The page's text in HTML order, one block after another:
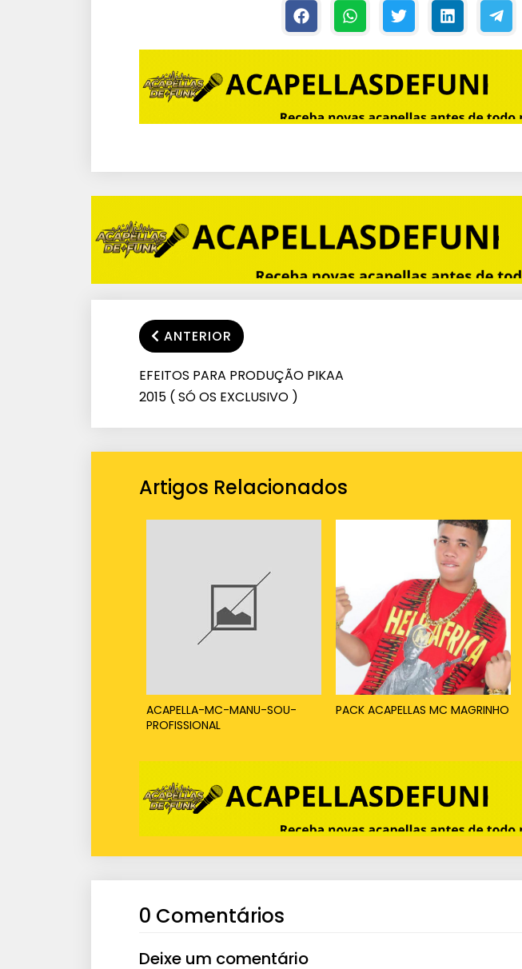
BARULHINHO DA
CAMA RENK
RENK RENK
[ABLETON LIVE]
ANTERIOR
EFEITOS PARA PRODUÇÃO PIKAA
2015 ( SÓ OS EXCLUSIVO )
Artigos Relacionados
ACAPELLA-MC-MANU-SOU-
PROFISSIONAL
PACK ACAPELLAS MC MAGRINHO
0 Comentários
Deixe um comentário